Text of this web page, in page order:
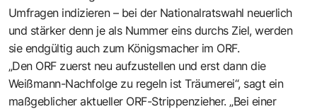
Umfragen indizieren – bei der Nationalratswahl neuerlich
und stärker denn je als Nummer eins durchs Ziel, werden
sie endgültig auch zum Königsmacher im ORF.
„Den ORF zuerst neu aufzustellen und erst dann die
Weißmann-Nachfolge zu regeln ist Träumerei“, sagt ein
maßgeblicher aktueller ORF-Strippenzieher. „Bei einer